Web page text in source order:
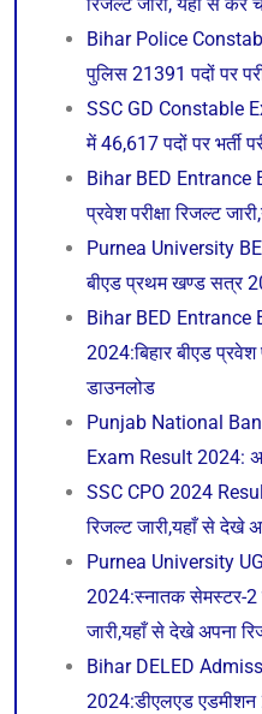
Bihar Police
पुलिस 21391 पदों पर
SSC GD Constable
में 46,617 पदों पर भर्ती
Bihar BED Entrance
प्रवेश परीक्षा रिजल्ट
Purnea University
बीएड प्रथम खण्ड सत्र
Bihar BED Entrance
2024:बिहार बीएड
डाउनलोड
Punjab National
Exam Result 2024:
SSC CPO 2024
रिजल्ट जारी,यहाँ से देखे
Purnea University
2024:स्नातक सेमस्टर-2
जारी,यहाँ से देखे अपना
Bihar DELED
2024:डीएलएड एडमीशन